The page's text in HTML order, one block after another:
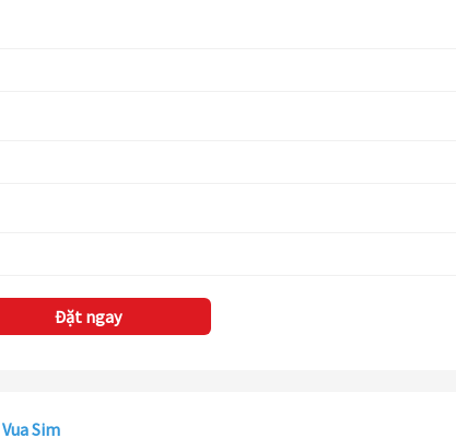
Đặt ngay
Vua Sim